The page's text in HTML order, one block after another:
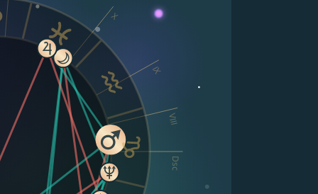
Dsc
VIII
IX
X